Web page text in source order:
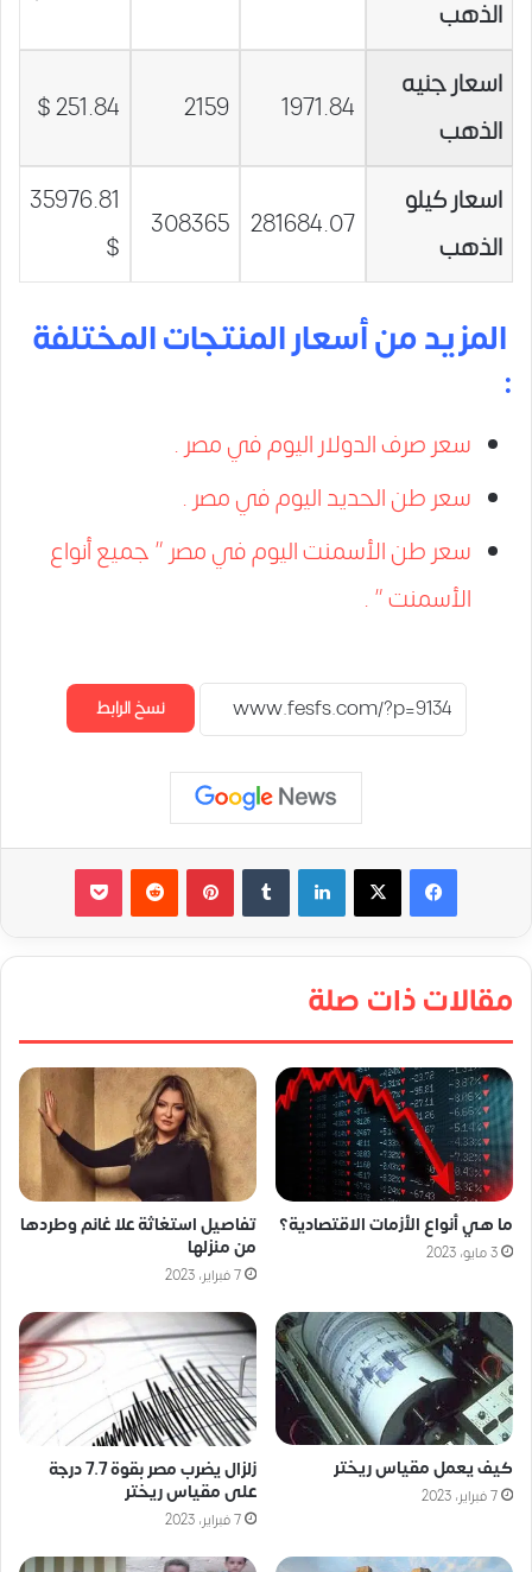
الذهب
اسعار جنيه
الذهب
1971.84
2159
251.84 $
اسعار كيلو
الذهب
281684.07
308365
35976.81
$
المزيد من أسعار المنتجات المختلفة
:
سعر صرف الدولار اليوم في مصر .
سعر طن الحديد اليوم في مصر .
سعر طن الأسمنت اليوم في مصر ” جميع أنواع
الأسمنت ” .
نسخ الرابط
لينكدإن بينتيريست
مقالات ذات صلة
ما هي أنواع الأزمات الاقتصادية؟
3 مايو، 2023
تفاصيل استغاثة علا غانم وطردها
من منزلها
7 فبراير، 2023
كيف يعمل مقياس ريختر
7 فبراير، 2023
زلزال يضرب مصر بقوة 7.7 درجة
على مقياس ريختر
7 فبراير، 2023